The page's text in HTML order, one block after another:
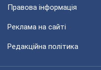
Правова інформація
Реклама на сайті
Редакційна політика